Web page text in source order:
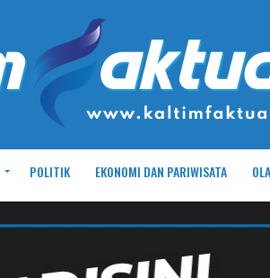
POLITIK EKONOMI DAN PARIWISATA